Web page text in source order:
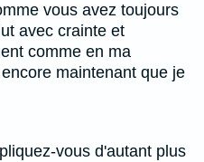
vous avez toujours
avec crainte et
comme en ma
maintenant que je
vous d'autant plus